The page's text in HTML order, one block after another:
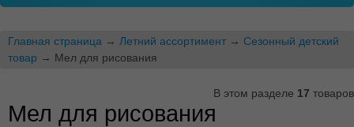
Главная страница → Летний ассортимент → Сезонный детский
товар → Мел для рисования
В этом разделе 17 товаров
Мел для рисования